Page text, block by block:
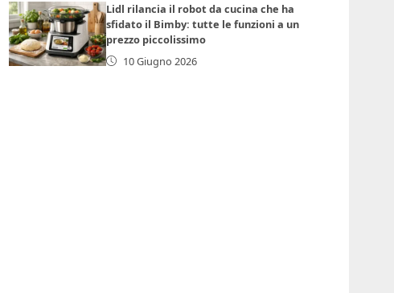
Lidl rilancia il robot da cucina che ha
sfidato il Bimby: tutte le funzioni a un
prezzo piccolissimo
10 Giugno 2026